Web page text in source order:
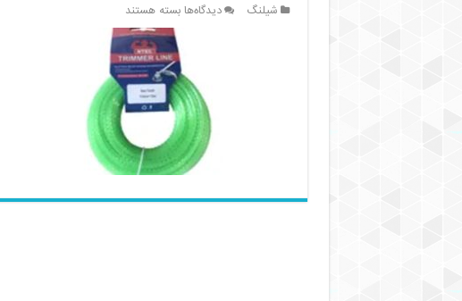
شیلنگ دیدگاه‌هابرای
دما
و
فشار:
رفتار
نایلون
در
شرایط
شدید
بسته هستند